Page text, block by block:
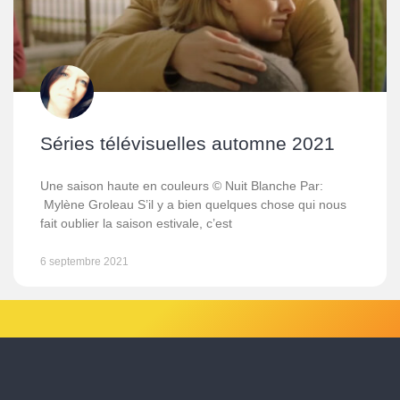
Séries télévisuelles automne 2021
Une saison haute en couleurs © Nuit Blanche Par:
Mylène Groleau S’il y a bien quelques chose qui nous
fait oublier la saison estivale, c’est
6 septembre 2021